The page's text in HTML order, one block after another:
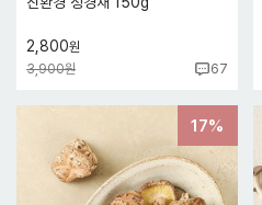
2,800원
3,900원
67
17%